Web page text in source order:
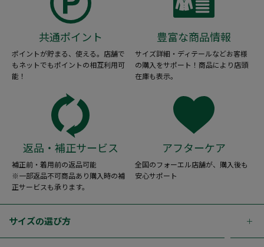
共通ポイント
ポイントが貯まる、使える。店舗で
もネットでもポイントの相互利用可
能！
豊富な商品情報
サイズ詳細・ディテールなどお客様
の購入をサポート！商品により店頭
在庫も表示。
返品・補正サービス
補正前・着用前の返品可能
※一部返品不可商品あり購入時の補
正サービスも承ります。
アフターケア
全国のフォーエル店舗が、購入後も
安心サポート
サイズの選び方